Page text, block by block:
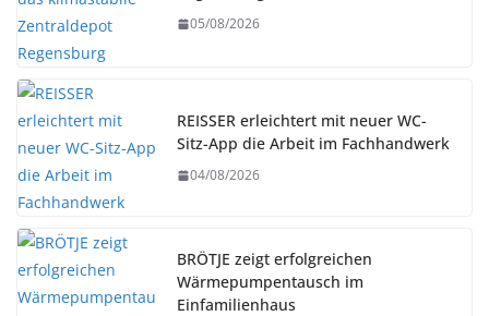
05/08/2026
REISSER erleichtert mit neuer WC-
Sitz-App die Arbeit im Fachhandwerk
04/08/2026
BRÖTJE zeigt erfolgreichen
Wärmepumpentausch im
Einfamilienhaus